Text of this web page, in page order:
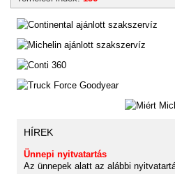
HÍREK
Ünnepi nyitvatartás
Az ünnepek alatt az alábbi